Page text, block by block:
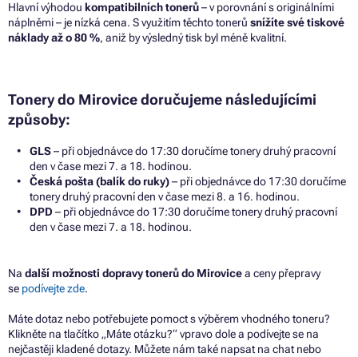
Hlavní výhodou kompatibilních tonerů– v porovnání s originálními
náplněmi – je nízká cena. S využitím těchto tonerů snížíte své tiskové
náklady až o 80 %, aniž by výsledný tisk byl méně kvalitní.
Tonery do Mirovice doručujeme následujícími
způsoby:
GLS– při objednávce do 17:30 doručíme tonery druhý pracovní
den v čase mezi 7. a 18. hodinou.
Česká pošta (balík do ruky)– při objednávce do 17:30 doručíme
tonery druhý pracovní den v čase mezi 8. a 16. hodinou.
DPD – při objednávce do 17:30 doručíme tonery druhý pracovní
den v čase mezi 7. a 18. hodinou.
Na další možnosti dopravy tonerů do Mirovicea ceny přepravy
se podívejte zde.
Máte dotaz nebo potřebujete pomoct s výběrem vhodného toneru?
Klikněte na tlačítko „Máte otázku?“ vpravo dole a podívejte se na
nejčastěji kladené dotazy. Můžete nám také napsat na chat nebo